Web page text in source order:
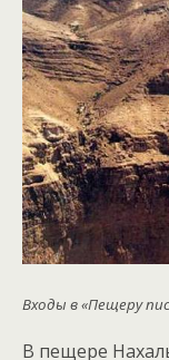
Входы в «Пещеру
В пещере